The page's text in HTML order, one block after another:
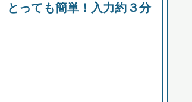
とっても簡単！入力約３分